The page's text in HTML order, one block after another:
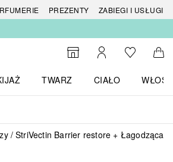
PREZENTY
ZABIEGI I USŁUGI
Do wyszukiwarki
Moje kontoDo listyDo
TWARZ
CIAŁO
WŁOSY
StriVectin Barrier restore + Łagodząca